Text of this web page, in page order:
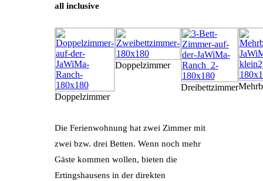
all inclusive
Doppelzimmer
Doppelzimmer
Dreibettzimmer
Die Ferienwohnung hat zwei Zimmer mit
zwei bzw. drei Betten. Wenn noch mehr
Gäste kommen wollen, bieten die
Ertingshausens in der direkten